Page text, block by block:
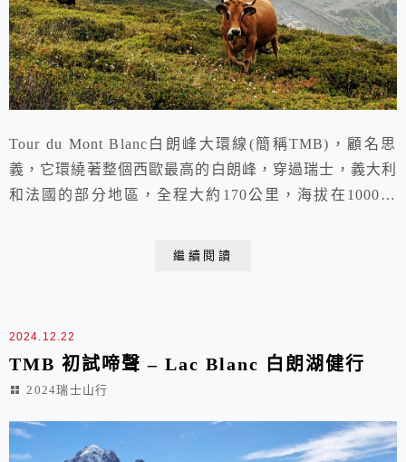
Tour du Mont Blanc白朗峰大環線(簡稱TMB)，顧名思
義，它環繞著整個西歐最高的白朗峰，穿過瑞士，義大利
和法國的部分地區，全程大約170公里，海拔在1000到
繼續閱讀
2024.12.22
TMB 初試啼聲 – Lac Blanc 白朗湖健行
2024瑞士山行